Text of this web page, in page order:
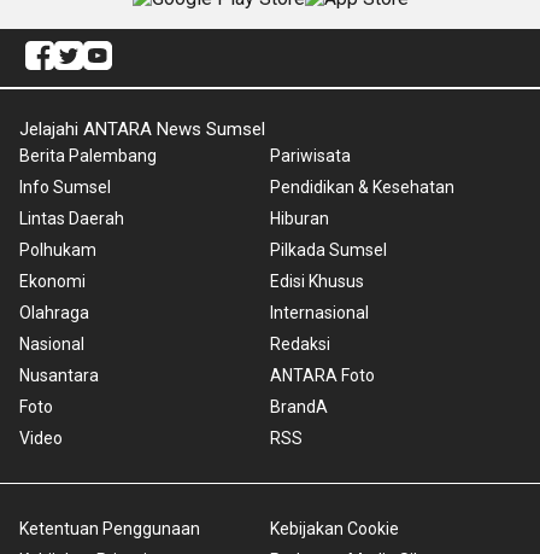
Jelajahi ANTARA News Sumsel
Berita Palembang
Info Sumsel
Lintas Daerah
Polhukam
Ekonomi
Olahraga
Nasional
Nusantara
Foto
Video
Pariwisata
Pendidikan & Kesehatan
Hiburan
Pilkada Sumsel
Edisi Khusus
Internasional
Redaksi
ANTARA Foto
BrandA
RSS
Ketentuan Penggunaan
Kebijakan Cookie